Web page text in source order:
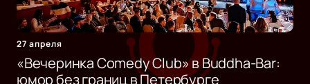
27 апреля
«Вечеринка Comedy Club» в Buddha-Bar:
юмор без границ в Петербурге